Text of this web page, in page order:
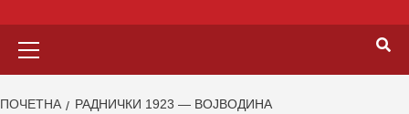
ПОЧЕТНА РАДНИЧКИ 1923 — ВОЈВОДИНА